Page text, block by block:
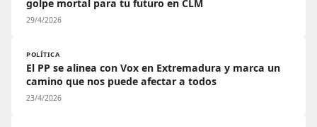
golpe mortal para tu futuro en CLM
29/4/2026
POLÍTICA
El PP se alinea con Vox en Extremadura y marca un
camino que nos puede afectar a todos
23/4/2026